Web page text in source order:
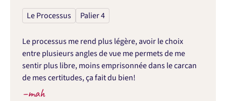
Le Processus Palier 4
Le processus me rend plus légère, avoir le choix
entre plusieurs angles de vue me permets de me
sentir plus libre, moins emprisonnée dans le carcan
de mes certitudes, ça fait du bien!
–mah